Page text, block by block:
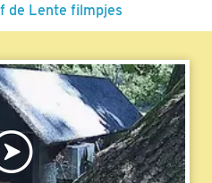
de Lente filmpjes